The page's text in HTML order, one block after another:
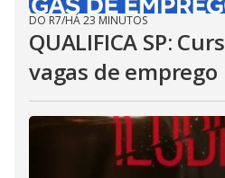
DO R7/HÁ 23 MINUTOS
QUALIFICA SP:
vagas de emprego